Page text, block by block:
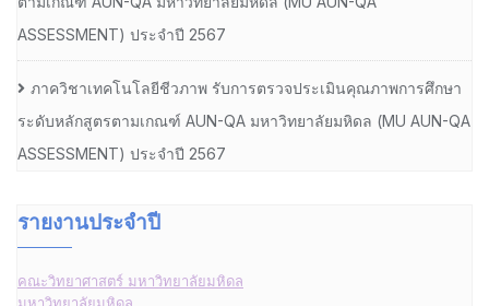
ASSESSMENT) ประจำปี 2567
ภาควิชาเทคโนโลยีชีวภาพ รับการตรวจประเมินคุณภาพการศึกษา
ระดับหลักสูตรตามเกณฑ์ AUN-QA มหาวิทยาลัยมหิดล (MU AUN-QA
ASSESSMENT) ประจำปี 2567
รายงานประจำปี
คณะวิทยาศาสตร์ มหาวิทยาลัยมหิดล